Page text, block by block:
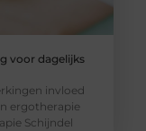
voor dagelijks
invloed
ergotherapie
Schijndel